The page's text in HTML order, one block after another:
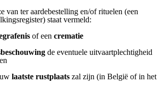
van ter aardebestelling en/of rituelen (een
staat vermeld:
of een crematie
de eventuele uitvaartplechtigheid
laatste rustplaats zal zijn (in België of in het